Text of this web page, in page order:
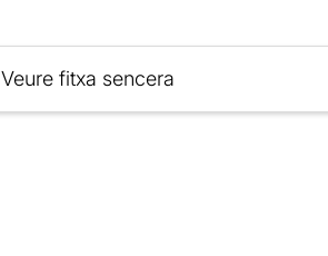
Veure fitxa sencera